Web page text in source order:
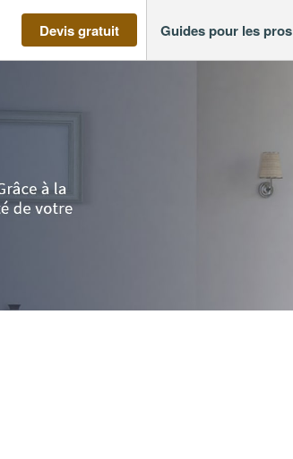
Devis gratuit Guides pour les pros